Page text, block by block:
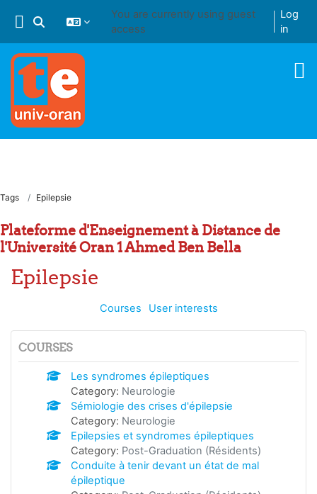
Toggle search input
You are currently using guest
access
Log
in
Tags Epilepsie
Plateforme d'Enseignement à Distance de
l'Université Oran 1 Ahmed Ben Bella
Epilepsie
Courses User interests
COURSES
Les syndromes épileptiques
Category: Neurologie
Sémiologie des crises d'épilepsie
Category: Neurologie
Epilepsies et syndromes épileptiques
Category: Post-Graduation (Résidents)
Conduite à tenir devant un état de mal
épileptique